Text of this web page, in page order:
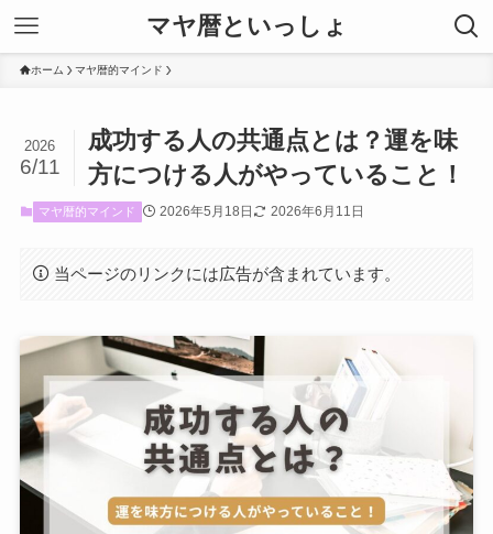
マヤ暦といっしょ
ホーム マヤ暦的マインド
成功する人の共通点とは？運を味
方につける人がやっていること！
2026
6/11
マヤ暦的マインド 2026年5月18日 2026年6月11日
当ページのリンクには広告が含まれています。